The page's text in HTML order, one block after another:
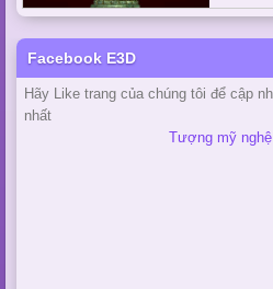
Facebook E3D
Hãy Like trang của chúng tôi để cập
nhất
Tượng mỹ